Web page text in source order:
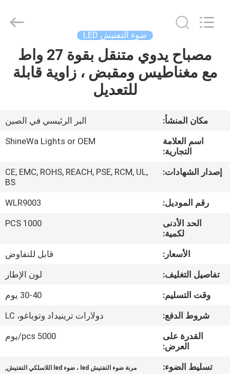
المنزل
فيديوهات
المصنع
مراقبة
الجودة
اتصل
Reserved.
ضوء التفتيش LED
مصباح يدوي متنقل بقوة 27 واط
مع مغناطيس ومقبض ، زاوية قابلة
للتعديل
مكان المنشأ:
البر الرئيسي في الصين
اسم العلامة
التجارية:
ShineWa Lights or OEM
إصدار الشهادات:
CE, EMC, ROHS, REACH, PSE, RCM, UL,
BS
رقم الموديل:
WLR9003
الحد الأدنى
لكمية:
1000 PCS
الأسعار:
قابل للتفاوض
تفاصيل التغليف:
لون الإطار
وقت التسليم:
30-40 يوم
شروط الدفع:
دولارات ترينيداد وتوباغو، LC
القدرة على
العرض:
5000 pcs/يوم
تسليط الضوء: مرنة ضوء التفتيش led ، ضوء led اللاسلكي التفتيش ,